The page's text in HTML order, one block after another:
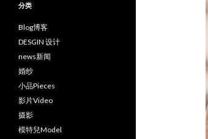
分类
Blog博客
DESGIN 设计
news新闻
婚纱
小品Pieces
影片Video
摄影
模特兒Model